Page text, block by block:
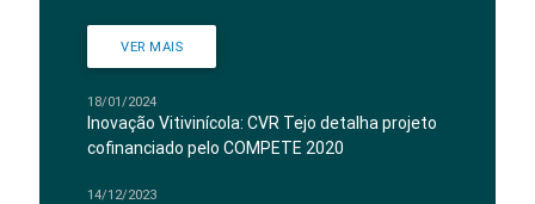
VER MAIS
18/01/2024
Inovação Vitivinícola: CVR Tejo detalha projeto
cofinanciado pelo COMPETE 2020
14/12/2023